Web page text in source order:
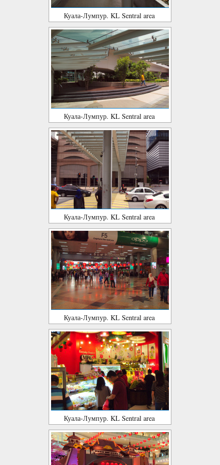
Куала-Лумпур. KL Sentral area
Куала-Лумпур. KL Sentral area
Куала-Лумпур. KL Sentral area
Куала-Лумпур. KL Sentral area
Куала-Лумпур. KL Sentral area